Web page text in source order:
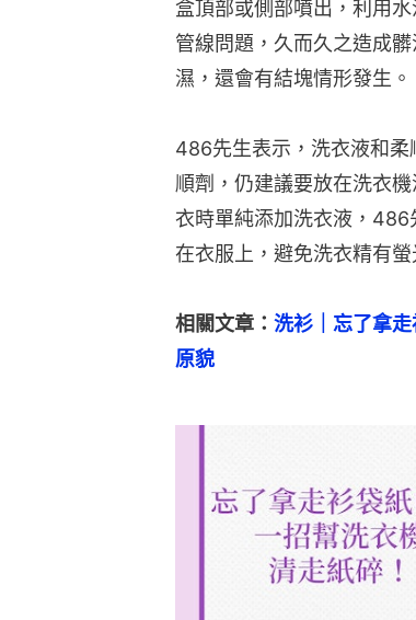
盒頂部或側部噴出，利用
管線問題，久而久之造成
濕，還會有結塊情形發生。
486先生表示，洗衣液和
順劑，仍建議要放在洗衣
衣時單純添加洗衣液，486
在衣服上，避免洗衣精有
相關文章： 洗衫｜忘了拿
原貌